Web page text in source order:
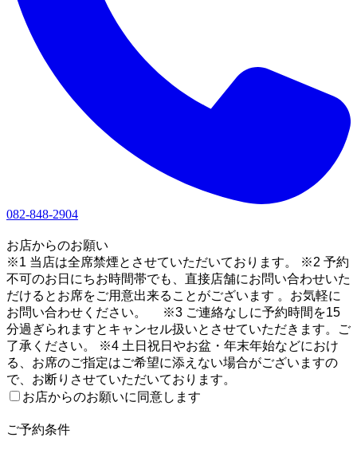
082-848-2904
お店からのお願い
※1 当店は全席禁煙とさせていただいております。 ※2 予約
不可のお日にちお時間帯でも、直接店舗にお問い合わせいた
だけるとお席をご用意出来ることがございます 。お気軽に
お問い合わせください。 ※3 ご連絡なしに予約時間を15
分過ぎられますとキャンセル扱いとさせていただきます。ご
了承ください。 ※4 土日祝日やお盆・年末年始などにおけ
る、お席のご指定はご希望に添えない場合がございますの
で、お断りさせていただいております。
お店からのお願いに同意します
ご予約条件